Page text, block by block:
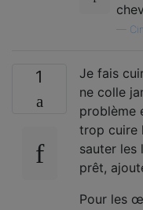
1
Je fais
ne colle
problème
trop cuire
sauter les
prêt,
Pour les